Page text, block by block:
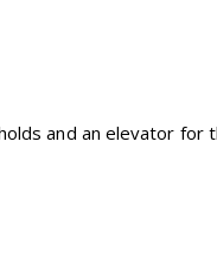
and an elevator